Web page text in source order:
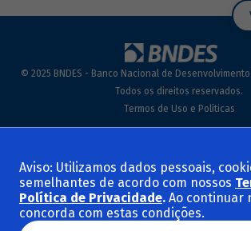
© 2025 BNDES - Banco Nacional de
Todos os direitos reservados.
Termos de Uso e Políticas
Aviso: Utilizamos dados pessoais,
semelhantes de acordo com nossos
Política de Privacidade. Ao continuar
concorda com estas condições.